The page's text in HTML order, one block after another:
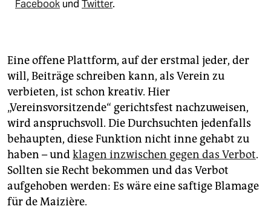
Facebook und Twitter.
Eine offene Plattform, auf der erstmal jeder, der
will, Beiträge schreiben kann, als Verein zu
verbieten, ist schon kreativ. Hier
„Vereinsvorsitzende“ gerichtsfest nachzuweisen,
wird anspruchsvoll. Die Durchsuchten jedenfalls
behaupten, diese Funktion nicht inne gehabt zu
haben – undklagen inzwischen gegen das Verbot.
Sollten sie Recht bekommen und das Verbot
aufgehoben werden: Es wäre eine saftige Blamage
für de Maizière.